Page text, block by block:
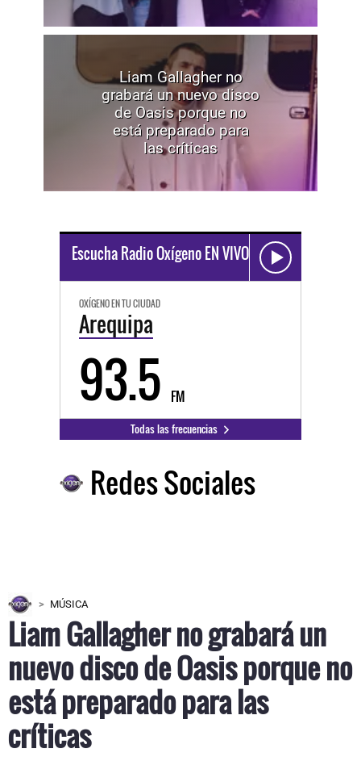
Liam Gallagher no
grabará un nuevo disco
de Oasis porque no
está preparado para
las críticas
Escucha Radio Oxígeno EN VIVO
OXÍGENO EN TU CIUDAD
Arequipa
93.5 FM
Todas las frecuencias
Redes Sociales
MÚSICA
Liam Gallagher no grabará un
nuevo disco de Oasis porque no
está preparado para las
críticas